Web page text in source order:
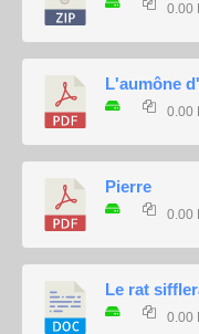
0.00
L'aumône
0.00
Pierre
0.00
Le rat
0.00